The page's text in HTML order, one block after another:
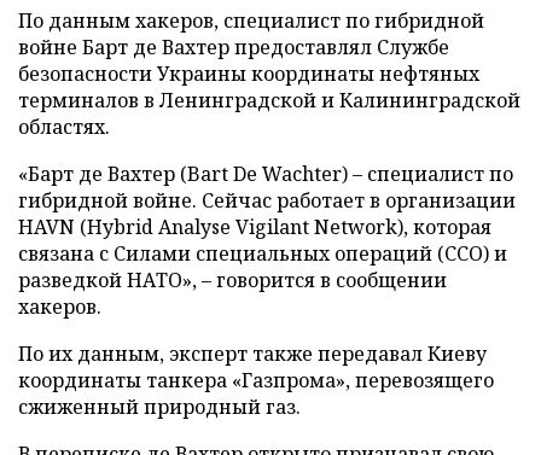
По данным хакеров, специалист по гибридной
войне Барт де Вахтер предоставлял Службе
безопасности Украины координаты нефтяных
терминалов в Ленинградской и Калининградской
областях.
«Барт де Вахтер (Bart De Wachter) – специалист по
гибридной войне. Сейчас работает в организации
HAVN (Hybrid Analyse Vigilant Network), которая
связана с Силами специальных операций (ССО) и
разведкой НАТО», – говорится в сообщении
хакеров.
По их данным, эксперт также передавал Киеву
координаты танкера «Газпрома», перевозящего
сжиженный природный газ.